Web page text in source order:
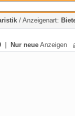
/ Anzeigenart:
Nur neue Anzeigen